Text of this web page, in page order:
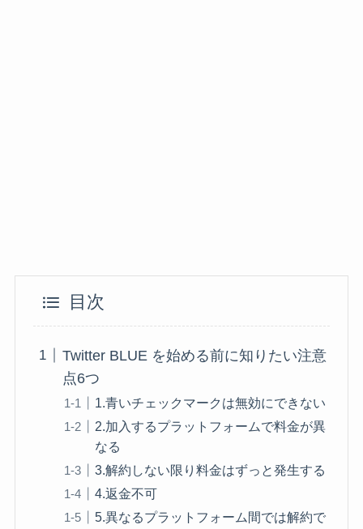
目次
Twitter BLUE を始める前に知りたい注意
点6つ
1.青いチェックマークは無効にできない
2.加入するプラットフォームで料金が異
なる
3.解約しない限り料金はずっと発生する
4.返金不可
5.異なるプラットフォーム間では解約で